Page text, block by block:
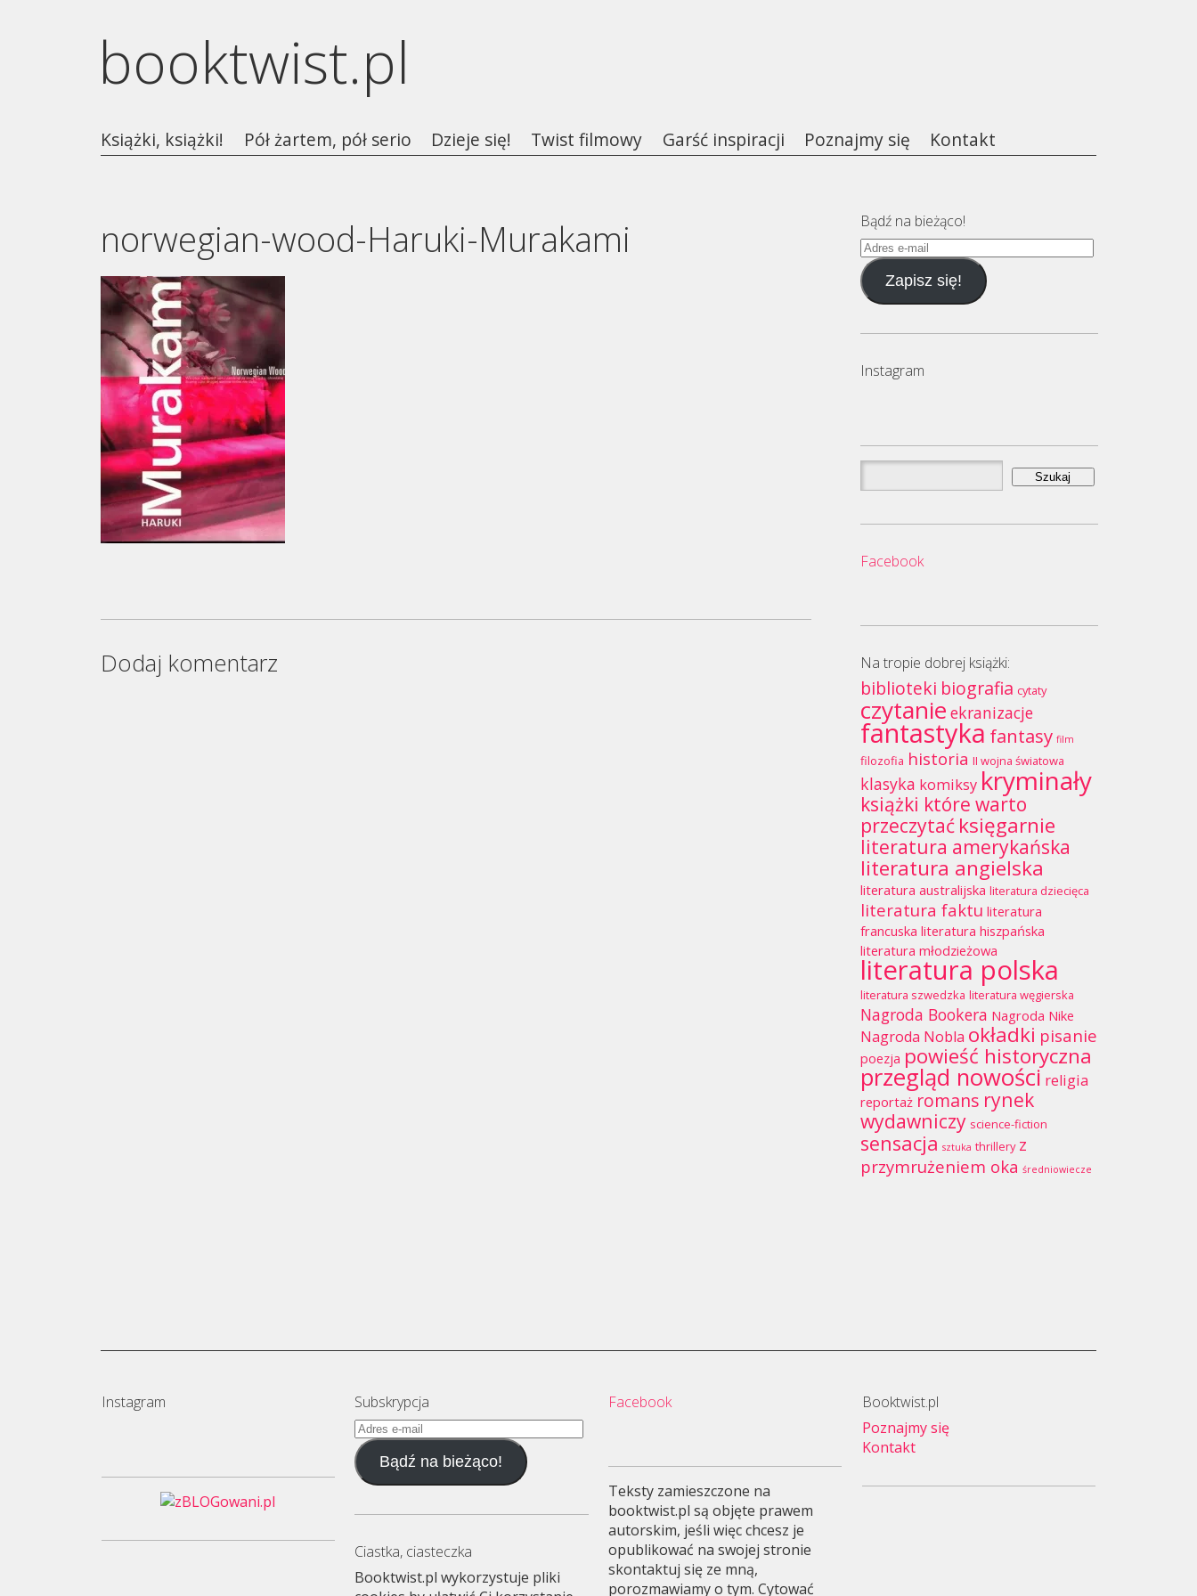
booktwist.pl
Książki, książki! Pół żartem, pół serio Dzieje się! Twist filmowy Garść inspiracji Poznajmy się Kontakt
norwegian-wood-Haruki-Murakami
Dodaj komentarz
Bądź na bieżąco!
Adres
e-
mailZapisz się!
Instagram
Szukaj:
Facebook
Na tropie dobrej książki:
biblioteki biografia cytaty
czytanie ekranizacje
fantastyka fantasy film
filozofia historia II wojna światowa
klasyka komiksy kryminały
książki które warto
przeczytać księgarnie
literatura amerykańska
literatura angielska
literatura australijska literatura dziecięca
literatura faktu literatura
francuska literatura hiszpańska
literatura młodzieżowa
literatura polska
literatura szwedzka literatura węgierska
Nagroda Bookera Nagroda Nike
Nagroda Nobla okładki pisanie
poezja powieść historyczna
przegląd nowości religia
reportaż romans rynek
wydawniczy science-fiction
sensacja sztuka thrillery z
przymrużeniem oka średniowiecze
Instagram
Subskrypcja
Adres
e-
mailBądź na bieżąco!
Ciastka, ciasteczka
Booktwist.pl wykorzystuje pliki
Facebook
Teksty zamieszczone na
booktwist.pl są objęte prawem
autorskim, jeśli więc chcesz je
opublikować na swojej stronie
skontaktuj się ze mną,
porozmawiamy o tym. Cytować
Booktwist.pl
Poznajmy się
Kontakt